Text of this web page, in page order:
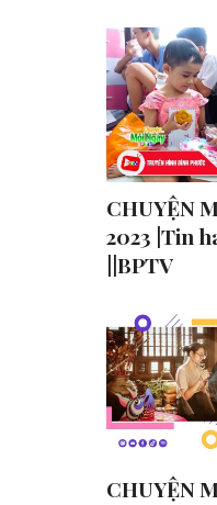
CHUYỆN
2023 |Tin
||BPTV
CHUYỆN